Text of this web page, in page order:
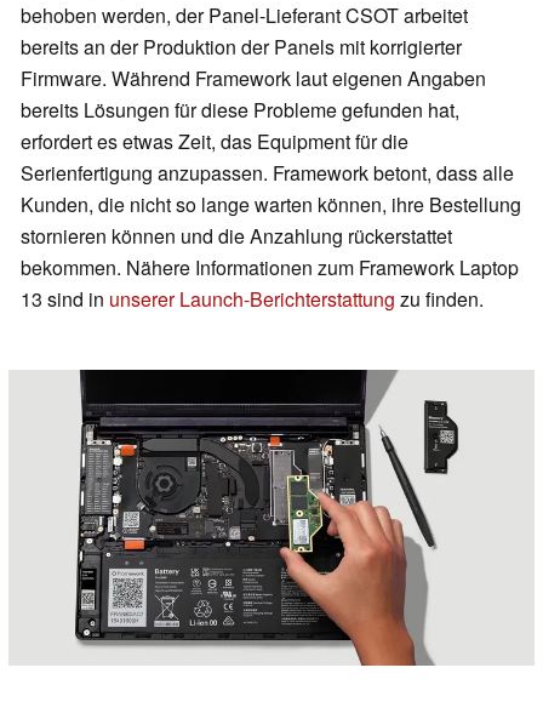
behoben werden, der Panel-Lieferant CSOT arbeitet
bereits an der Produktion der Panels mit korrigierter
Firmware. Während Framework laut eigenen Angaben
bereits Lösungen für diese Probleme gefunden hat,
erfordert es etwas Zeit, das Equipment für die
Serienfertigung anzupassen. Framework betont, dass alle
Kunden, die nicht so lange warten können, ihre Bestellung
stornieren können und die Anzahlung rückerstattet
bekommen. Nähere Informationen zum Framework Laptop
13 sind in unserer Launch-Berichterstattung zu finden.